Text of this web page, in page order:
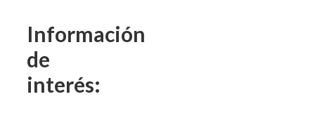
Información
de
interés: